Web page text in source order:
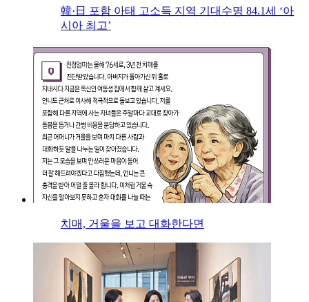
韓·日 포함 아태 고소득 지역 기대수명 84.1세 ‘아
시아 최고’
치매, 거울을 보고 대화한다면